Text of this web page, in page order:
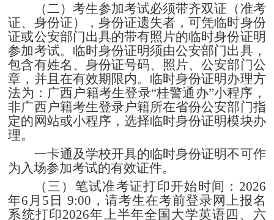
（二）考生参加考试必须带齐双证（准考
证、身份证），身份证遗失者，可凭临时身份
证或公安部门出具的带有照片的临时身份证明
参加考试。临时身份证明须由公安部门出具，
包含有姓名、身份证号码、照片、公安部门公
章，并且在有效期限内。临时身份证明办理方
法为：广西户籍考生登录“桂警通办”小程序，
非广西户籍考生登录户籍所在省份公安部门指
定的网站或小程序，选择临时身份证明模块办
理。
一卡通及学校开具的临时身份证明不可作
为入场参加考试的有效证件。
（三）笔试准考证打印开始时间： 2026
年6 月 5 日 9:00 ，请考生在考前登录网上报名
系统打印2026年上半年全国大学英语四、六